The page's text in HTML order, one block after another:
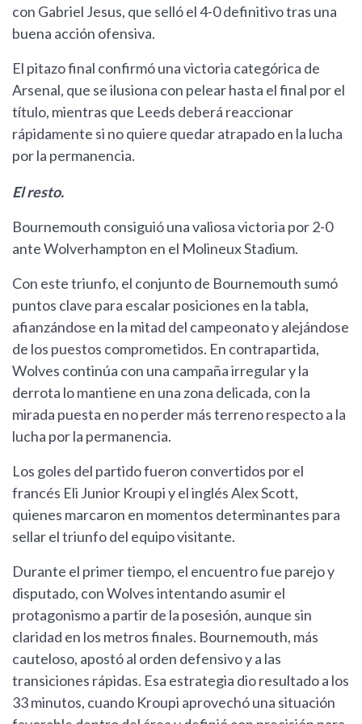
con Gabriel Jesus, que selló el 4-0 definitivo tras una
buena acción ofensiva.
El pitazo final confirmó una victoria categórica de
Arsenal, que se ilusiona con pelear hasta el final por el
título, mientras que Leeds deberá reaccionar
rápidamente si no quiere quedar atrapado en la lucha
por la permanencia.
El resto.
Bournemouth consiguió una valiosa victoria por 2-0
ante Wolverhampton en el Molineux Stadium.
Con este triunfo, el conjunto de Bournemouth sumó
puntos clave para escalar posiciones en la tabla,
afianzándose en la mitad del campeonato y alejándose
de los puestos comprometidos. En contrapartida,
Wolves continúa con una campaña irregular y la
derrota lo mantiene en una zona delicada, con la
mirada puesta en no perder más terreno respecto a la
lucha por la permanencia.
Los goles del partido fueron convertidos por el
francés Eli Junior Kroupi y el inglés Alex Scott,
quienes marcaron en momentos determinantes para
sellar el triunfo del equipo visitante.
Durante el primer tiempo, el encuentro fue parejo y
disputado, con Wolves intentando asumir el
protagonismo a partir de la posesión, aunque sin
claridad en los metros finales. Bournemouth, más
cauteloso, apostó al orden defensivo y a las
transiciones rápidas. Esa estrategia dio resultado a los
33 minutos, cuando Kroupi aprovechó una situación